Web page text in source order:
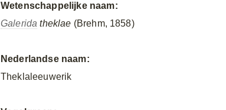
Wetenschappelijke naam:
Galerida theklae (Brehm, 1858)
Nederlandse naam:
Theklaleeuwerik